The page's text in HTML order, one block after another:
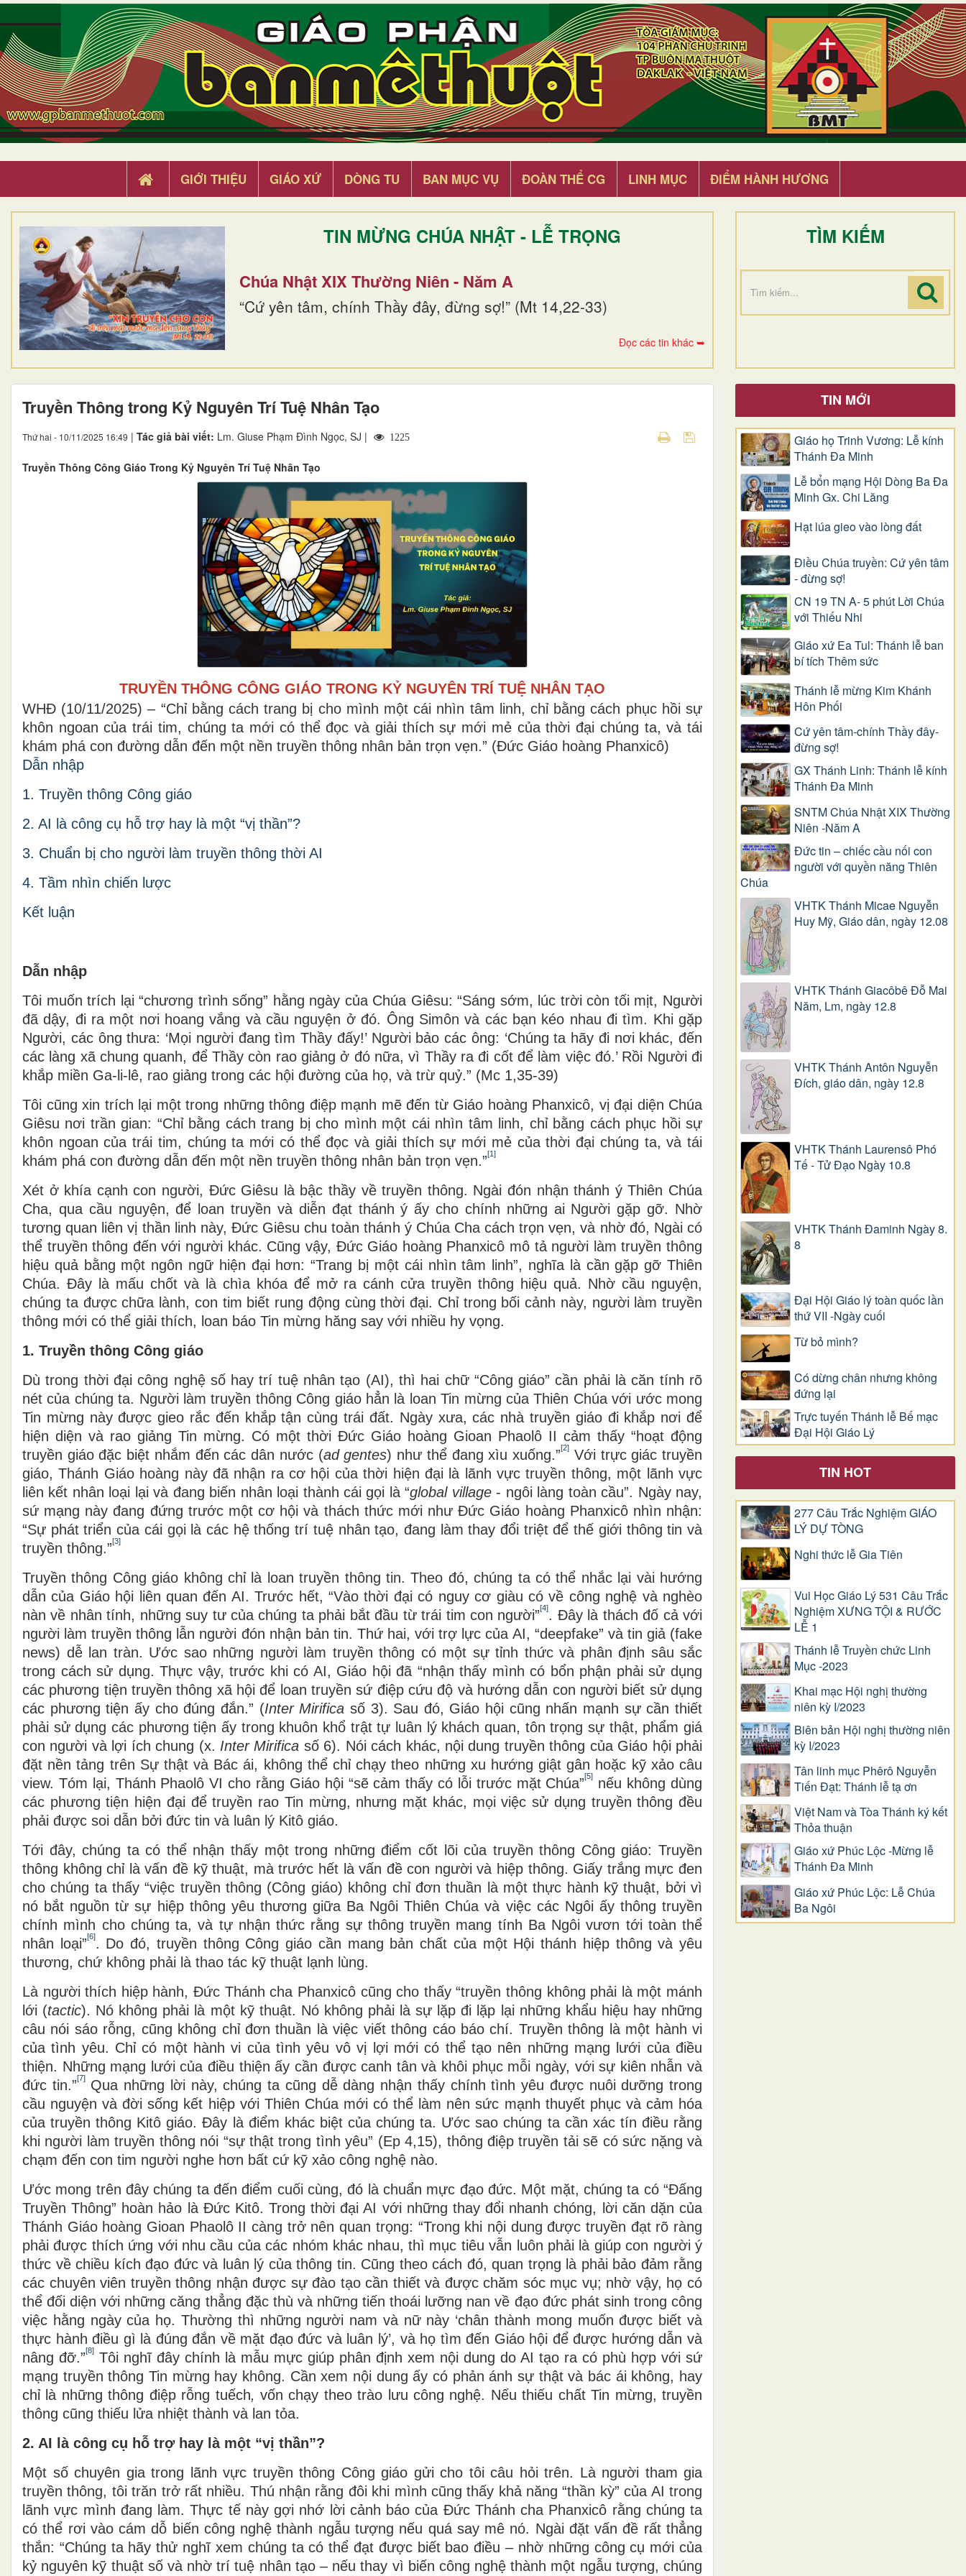
GIỚI THIỆU GIÁO XỨ DÒNG TU BAN MỤC VỤ ĐOÀN THỂ CG LINH MỤC ĐIỂM HÀNH HƯƠNG
TIN MỪNG CHÚA NHẬT - LỄ TRỌNG
Chúa Nhật XIX Thường Niên - Năm A
“Cứ yên tâm, chính Thầy đây, đừng sợ!” (Mt 14,22-33)
Đọc các tin khác ➥
TÌM KIẾM
Truyền Thông trong Kỷ Nguyên Trí Tuệ Nhân Tạo
Thứ hai - 10/11/2025 16:49 | Tác giả bài viết: Lm. Giuse Phạm Đình Ngọc, SJ | 1225
Truyền Thông Công Giáo Trong Kỷ Nguyên Trí Tuệ Nhân Tạo
TRUYỀN THÔNG CÔNG GIÁO TRONG KỶ NGUYÊN TRÍ TUỆ NHÂN TẠO
WHĐ (10/11/2025) – “Chỉ bằng cách trang bị cho mình một cái nhìn tâm linh, chỉ bằng cách phục hồi sự
khôn ngoan của trái tim, chúng ta mới có thể đọc và giải thích sự mới mẻ của thời đại chúng ta, và tái
khám phá con đường dẫn đến một nền truyền thông nhân bản trọn vẹn.” (Đức Giáo hoàng Phanxicô)
Dẫn nhập
1. Truyền thông Công giáo
2. AI là công cụ hỗ trợ hay là một “vị thần”?
3. Chuẩn bị cho người làm truyền thông thời AI
4. Tầm nhìn chiến lược
Kết luận
Dẫn nhập
Tôi muốn trích lại “chương trình sống” hằng ngày của Chúa Giêsu: “Sáng sớm, lúc trời còn tối mịt, Người
đã dậy, đi ra một nơi hoang vắng và cầu nguyện ở đó. Ông Simôn và các bạn kéo nhau đi tìm. Khi gặp
Người, các ông thưa: ‘Mọi người đang tìm Thầy đấy!’ Người bảo các ông: ‘Chúng ta hãy đi nơi khác, đến
các làng xã chung quanh, để Thầy còn rao giảng ở đó nữa, vì Thầy ra đi cốt để làm việc đó.’ Rồi Người đi
khắp miền Ga-li-lê, rao giảng trong các hội đường của họ, và trừ quỷ.” (Mc 1,35-39)
Tôi cũng xin trích lại một trong những thông điệp mạnh mẽ đến từ Giáo hoàng Phanxicô, vị đại diện Chúa
Giêsu nơi trần gian: “Chỉ bằng cách trang bị cho mình một cái nhìn tâm linh, chỉ bằng cách phục hồi sự
khôn ngoan của trái tim, chúng ta mới có thể đọc và giải thích sự mới mẻ của thời đại chúng ta, và tái
khám phá con đường dẫn đến một nền truyền thông nhân bản trọn vẹn.”[1]
Xét ở khía cạnh con người, Đức Giêsu là bậc thầy về truyền thông. Ngài đón nhận thánh ý Thiên Chúa
Cha, qua cầu nguyện, để loan truyền và diễn đạt thánh ý ấy cho chính những ai Người gặp gỡ. Nhờ
tương quan liên vị thần linh này, Đức Giêsu chu toàn thánh ý Chúa Cha cách trọn vẹn, và nhờ đó, Ngài có
thể truyền thông đến với người khác. Cũng vậy, Đức Giáo hoàng Phanxicô mô tả người làm truyền thông
hiệu quả bằng một ngôn ngữ hiện đại hơn: “Trang bị một cái nhìn tâm linh”, nghĩa là cần gặp gỡ Thiên
Chúa. Đây là mấu chốt và là chìa khóa để mở ra cánh cửa truyền thông hiệu quả. Nhờ cầu nguyện,
chúng ta được chữa lành, con tim biết rung động cùng thời đại. Chỉ trong bối cảnh này, người làm truyền
thông mới có thể giải thích, loan báo Tin mừng hăng say với nhiều hy vọng.
1. Truyền thông Công giáo
Dù trong thời đại công nghệ số hay trí tuệ nhân tạo (AI), thì hai chữ “Công giáo” cần phải là căn tính rõ
nét của chúng ta. Người làm truyền thông Công giáo hẳn là loan Tin mừng của Thiên Chúa với ước mong
Tin mừng này được gieo rắc đến khắp tận cùng trái đất. Ngày xưa, các nhà truyền giáo đi khắp nơi để
hiện diện và rao giảng Tin mừng. Có một thời Đức Giáo hoàng Gioan Phaolô II cảm thấy “hoạt động
truyền giáo đặc biệt nhắm đến các dân nước (ad gentes) như thể đang xìu xuống.”[2] Với trực giác truyền
giáo, Thánh Giáo hoàng này đã nhận ra cơ hội của thời hiện đại là lãnh vực truyền thông, một lãnh vực
liên kết nhân loại lại và đang biến nhân loại thành cái gọi là “global village- ngôi làng toàn cầu”. Ngày nay,
sứ mạng này đang đứng trước một cơ hội và thách thức mới như Đức Giáo hoàng Phanxicô nhìn nhận:
“Sự phát triển của cái gọi là các hệ thống trí tuệ nhân tạo, đang làm thay đổi triệt để thế giới thông tin và
truyền thông.”[3]
Truyền thông Công giáo không chỉ là loan truyền thông tin. Theo đó, chúng ta có thể nhắc lại vài hướng
dẫn của Giáo hội liên quan đến AI. Trước hết, “Vào thời đại có nguy cơ giàu có về công nghệ và nghèo
nàn về nhân tính, những suy tư của chúng ta phải bắt đầu từ trái tim con người”[4]. Đây là thách đố cả với
người làm truyền thông lẫn người đón nhận bản tin. Thứ hai, với trợ lực của AI, “deepfake” và tin giả (fake
news) dễ lan tràn. Ước sao những người làm truyền thông có một sự tỉnh thức và phân định sâu sắc
trong cách sử dụng. Thực vậy, trước khi có AI, Giáo hội đã “nhận thấy mình có bổn phận phải sử dụng
các phương tiện truyền thông xã hội để loan truyền sứ điệp cứu độ và hướng dẫn con người biết sử dụng
các phương tiện ấy cho đúng đắn.” (Inter Mirifica số 3). Sau đó, Giáo hội cũng nhấn mạnh sự cần thiết
phải sử dụng các phương tiện ấy trong khuôn khổ trật tự luân lý khách quan, tôn trọng sự thật, phẩm giá
con người và lợi ích chung (x. Inter Mirifica số 6). Nói cách khác, nội dung truyền thông của Giáo hội phải
đặt nền tảng trên Sự thật và Bác ái, không thể chỉ chạy theo những xu hướng giật gân hoặc kỹ xảo câu
view. Tóm lại, Thánh Phaolô VI cho rằng Giáo hội “sẽ cảm thấy có lỗi trước mặt Chúa”[5]
nếu không dùng
các phương tiện hiện đại để truyền rao Tin mừng, nhưng mặt khác, mọi việc sử dụng truyền thông đều
phải được soi dẫn bởi đức tin và luân lý Kitô giáo.
Tới đây, chúng ta có thể nhận thấy một trong những điểm cốt lõi của truyền thông Công giáo: Truyền
thông không chỉ là vấn đề kỹ thuật, mà trước hết là vấn đề con người và hiệp thông. Giấy trắng mực đen
cho chúng ta thấy “việc truyền thông (Công giáo) không chỉ đơn thuần là một thực hành kỹ thuật, bởi vì
nó bắt nguồn từ sự hiệp thông yêu thương giữa Ba Ngôi Thiên Chúa và việc các Ngôi ấy thông truyền
chính mình cho chúng ta, và tự nhận thức rằng sự thông truyền mang tính Ba Ngôi vươn tới toàn thể
nhân loại”[6]. Do đó, truyền thông Công giáo cần mang bản chất của một Hội thánh hiệp thông và yêu
thương, chứ không phải là thao tác kỹ thuật lạnh lùng.
Là người thích hiệp hành, Đức Thánh cha Phanxicô cũng cho thấy “truyền thông không phải là một mánh
lới (tactic). Nó không phải là một kỹ thuật. Nó không phải là sự lặp đi lặp lại những khẩu hiệu hay những
câu nói sáo rỗng, cũng không chỉ đơn thuần là việc viết thông cáo báo chí. Truyền thông là một hành vi
của tình yêu. Chỉ có một hành vi của tình yêu vô vị lợi mới có thể tạo nên những mạng lưới của điều
thiện. Những mạng lưới của điều thiện ấy cần được canh tân và khôi phục mỗi ngày, với sự kiên nhẫn và
đức tin.”[7]Qua những lời này, chúng ta cũng dễ dàng nhận thấy chính tình yêu được nuôi dưỡng trong
cầu nguyện và đời sống kết hiệp với Thiên Chúa mới có thể làm nên sức mạnh thuyết phục và cảm hóa
của truyền thông Kitô giáo. Đây là điểm khác biệt của chúng ta. Ước sao chúng ta cần xác tín điều rằng
khi người làm truyền thông nói “sự thật trong tình yêu” (Ep 4,15), thông điệp truyền tải sẽ có sức nặng và
chạm đến con tim người nghe hơn bất cứ kỹ xảo công nghệ nào.
Ước mong trên đây chúng ta đến điểm cuối cùng, đó là chuẩn mực đạo đức. Một mặt, chúng ta có “Đấng
Truyền Thông” hoàn hảo là Đức Kitô. Trong thời đại AI với những thay đổi nhanh chóng, lời căn dặn của
Thánh Giáo hoàng Gioan Phaolô II càng trở nên quan trọng: “Trong khi nội dung được truyền đạt rõ ràng
phải được thích ứng với nhu cầu của các nhóm khác nhau, thì mục tiêu vẫn luôn phải là giúp con người ý
thức về chiều kích đạo đức và luân lý của thông tin. Cũng theo cách đó, quan trọng là phải bảo đảm rằng
các chuyên viên truyền thông nhận được sự đào tạo cần thiết và được chăm sóc mục vụ; nhờ vậy, họ có
thể đối diện với những căng thẳng đặc thù và những tiến thoái lưỡng nan về đạo đức phát sinh trong công
việc hằng ngày của họ. Thường thì những người nam và nữ này ‘chân thành mong muốn được biết và
thực hành điều gì là đúng đắn về mặt đạo đức và luân lý’, và họ tìm đến Giáo hội để được hướng dẫn và
nâng đỡ.”[8] Tôi nghĩ đây chính là mẫu mực giúp phân định xem nội dung do AI tạo ra có phù hợp với sứ
mạng truyền thông Tin mừng hay không. Cần xem nội dung ấy có phản ánh sự thật và bác ái không, hay
chỉ là những thông điệp rỗng tuếch, vốn chạy theo trào lưu công nghệ. Nếu thiếu chất Tin mừng, truyền
thông cũng thiếu lửa nhiệt thành và lan tỏa.
2. AI là công cụ hỗ trợ hay là một “vị thần”?
Một số chuyên gia trong lãnh vực truyền thông Công giáo gửi cho tôi câu hỏi trên. Là người tham gia
truyền thông, tôi trăn trở rất nhiều. Thú nhận rằng đôi khi mình cũng thấy khả năng “thần kỳ” của AI trong
lãnh vực mình đang làm. Thực tế này gợi nhớ lời cảnh báo của Đức Thánh cha Phanxicô rằng chúng ta
có thể rơi vào cám dỗ biến công nghệ thành ngẫu tượng nếu quá say mê nó. Ngài đặt vấn đề rất thẳng
thắn: “Chúng ta hãy thử nghĩ xem chúng ta có thể đạt được biết bao điều – nhờ những công cụ mới của
kỷ nguyên kỹ thuật số và nhờ trí tuệ nhân tạo – nếu thay vì biến công nghệ thành một ngẫu tượng, chúng
TIN MỚI
Giáo họ Trinh Vương: Lễ kính
Thánh Đa Minh
Lễ bổn mạng Hội Dòng Ba Đa
Minh Gx. Chi Lăng
Hạt lúa gieo vào lòng đất
Điều Chúa truyền: Cứ yên tâm
- đừng sợ!
CN 19 TN A- 5 phút Lời Chúa
với Thiếu Nhi
Giáo xứ Ea Tul: Thánh lễ ban
bí tích Thêm sức
Thánh lễ mừng Kim Khánh
Hôn Phối
Cứ yên tâm-chính Thầy đây-
đừng sợ!
GX Thánh Linh: Thánh lễ kính
Thánh Đa Minh
SNTM Chúa Nhật XIX Thường
Niên -Năm A
Đức tin – chiếc cầu nối con
người với quyền năng Thiên
Chúa
VHTK Thánh Micae Nguyễn
Huy Mỹ, Giáo dân, ngày 12.08
VHTK Thánh Giacôbê Ðỗ Mai
Năm, Lm, ngày 12.8
VHTK Thánh Antôn Nguyễn
Ðích, giáo dân, ngày 12.8
VHTK Thánh Laurensô Phó
Tế - Tử Đạo Ngày 10.8
VHTK Thánh Đaminh Ngày 8.
8
Đại Hội Giáo lý toàn quốc lần
thứ VII -Ngày cuối
Từ bỏ mình?
Có dừng chân nhưng không
đứng lại
Trực tuyến Thánh lễ Bế mạc
Đại Hội Giáo Lý
TIN HOT
277 Câu Trắc Nghiệm GIÁO
LÝ DỰ TÒNG
Nghi thức lễ Gia Tiên
Vui Học Giáo Lý 531 Câu Trắc
Nghiệm XƯNG TỘI & RƯỚC
LỄ 1
Thánh lễ Truyền chức Linh
Mục -2023
Khai mạc Hội nghị thường
niên kỳ I/2023
Biên bản Hội nghị thường niên
kỳ I/2023
Tân linh mục Phêrô Nguyễn
Tiến Đạt: Thánh lễ tạ ơn
Việt Nam và Tòa Thánh ký kết
Thỏa thuận
Giáo xứ Phúc Lộc -Mừng lễ
Thánh Đa Minh
Giáo xứ Phúc Lộc: Lễ Chúa
Ba Ngôi